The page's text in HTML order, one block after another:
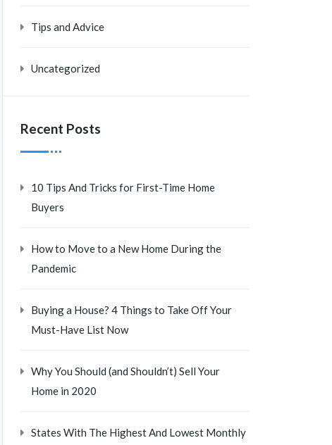
Tips and Advice
Uncategorized
Recent Posts
10 Tips And Tricks for First-Time Home
Buyers
How to Move to a New Home During the
Pandemic
Buying a House? 4 Things to Take Off Your
Must-Have List Now
Why You Should (and Shouldn’t) Sell Your
Home in 2020
States With The Highest And Lowest Monthly